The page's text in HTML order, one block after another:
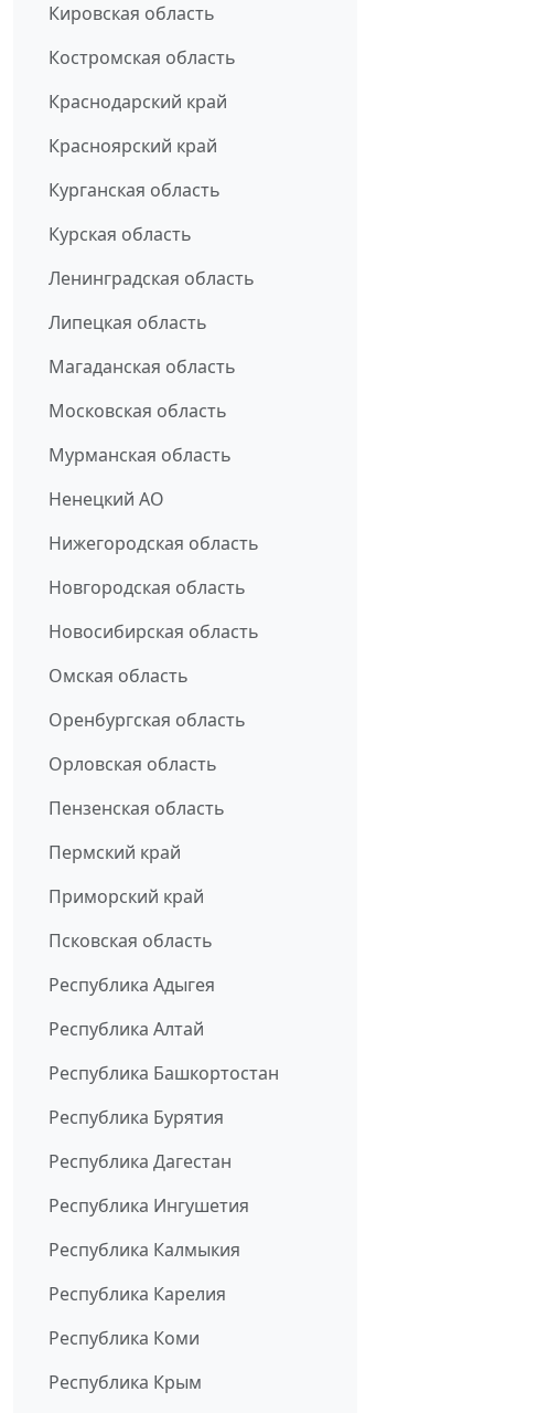
Кировская область
Костромская область
Краснодарский край
Красноярский край
Курганская область
Курская область
Ленинградская область
Липецкая область
Магаданская область
Московская область
Мурманская область
Ненецкий АО
Нижегородская область
Новгородская область
Новосибирская область
Омская область
Оренбургская область
Орловская область
Пензенская область
Пермский край
Приморский край
Псковская область
Республика Адыгея
Республика Алтай
Республика Башкортостан
Республика Бурятия
Республика Дагестан
Республика Ингушетия
Республика Калмыкия
Республика Карелия
Республика Коми
Республика Крым